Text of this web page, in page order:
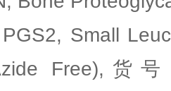
Small
Free),货号